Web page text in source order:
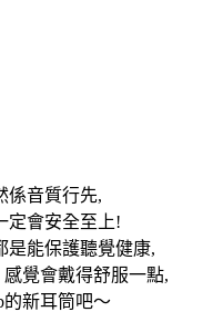
係音質行先,
定會安全至上!
是能保護聽覺健康,
感覺會戴得舒服一點,
的新耳筒吧～